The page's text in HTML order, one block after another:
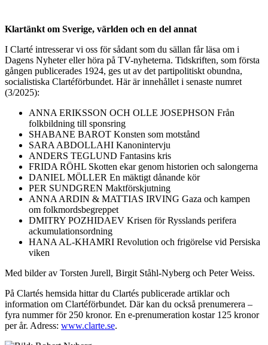
Klartänkt om Sverige, världen och en del annat
I Clarté intresserar vi oss för sådant som du sällan får läsa om i
Dagens Nyheter eller höra på TV-nyheterna. Tidskriften, som första
gången publicerades 1924, ges ut av det partipolitiskt obundna,
socialistiska Clartéförbundet. Här är innehållet i senaste numret
(3/2025):
ANNA ERIKSSON OCH OLLE JOSEPHSON Från
folkbildning till sponsring
SHABANE BAROT Konsten som motstånd
SARA ABDOLLAHI Kanonintervju
ANDERS TEGLUND Fantasins kris
FRIDA RÖHL Skotten ekar genom historien och salongerna
DANIEL MÖLLER En mäktigt dånande kör
PER SUNDGREN Maktförskjutning
ANNA ARDIN & MATTIAS IRVING Gaza och kampen
om folkmordsbegreppet
DMITRY POZHIDAEV Krisen för Rysslands perifera
ackumulationsordning
HANA AL-KHAMRI Revolution och frigörelse vid Persiska
viken
Med bilder av Torsten Jurell, Birgit Ståhl-Nyberg och Peter Weiss.
På Clartés hemsida hittar du Clartés publicerade artiklar och
information om Clartéförbundet. Där kan du också prenumerera –
fyra nummer för 250 kronor. En e-prenumeration kostar 125 kronor
per år. Adress: www.clarte.se.